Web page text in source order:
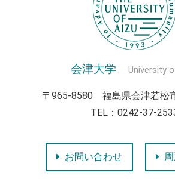
会津大学 University
〒965-8580 福島県会津若松
TEL：0242-37-
お問い合わせ